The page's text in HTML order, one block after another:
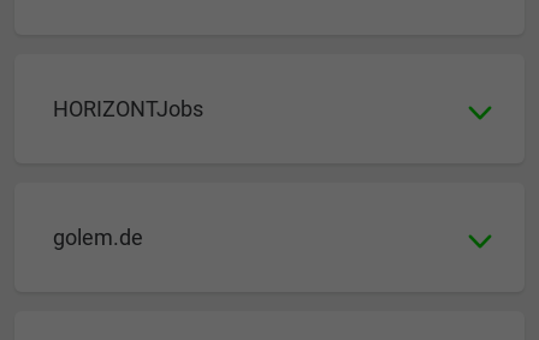
HORIZONTJobs
golem.de